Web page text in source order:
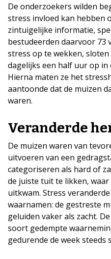
De onderzoekers wilden
stress invloed kan hebben
zintuigelijke informatie,
bestudeerden daarvoor 73
stress op te wekken,
dagelijks een half uur op
Hierna maten ze het
aantoonde dat de muizen
waren.
Veranderde
De muizen waren van
uitvoeren van een
categoriseren als hard of
de juiste tuit te likken,
uitkwam. Stress
waarnamen: de gestreste
geluiden vaker als zacht.
soort gedempte
gedurende de week steeds